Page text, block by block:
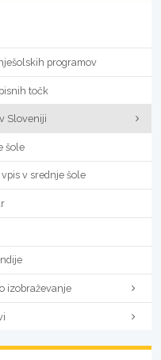
programov
točk
Sloveniji
šole
v srednje šole
izobraževanje